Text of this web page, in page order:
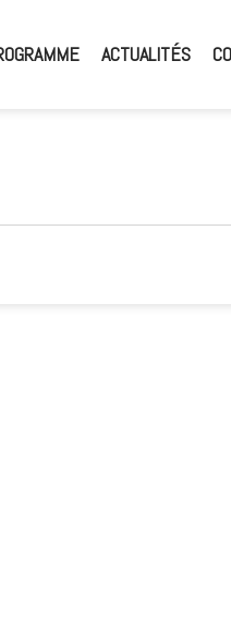
ACTUALITÉS